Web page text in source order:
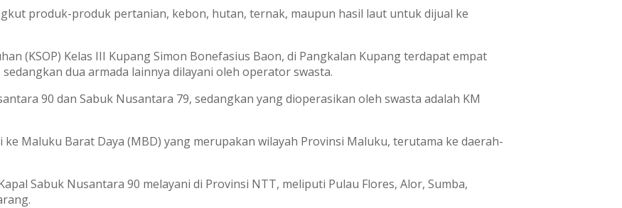
produk-produk pertanian, kebon, hutan, ternak, maupun hasil laut untuk dijual ke
(KSOP) Kelas III Kupang Simon Bonefasius Baon, di Pangkalan Kupang terdapat empat
dua armada lainnya dilayani oleh operator swasta.
90 dan Sabuk Nusantara 79, sedangkan yang dioperasikan oleh swasta adalah KM
Maluku Barat Daya (MBD) yang merupakan wilayah Provinsi Maluku, terutama ke daerah-
Sabuk Nusantara 90 melayani di Provinsi NTT, meliputi Pulau Flores, Alor, Sumba,